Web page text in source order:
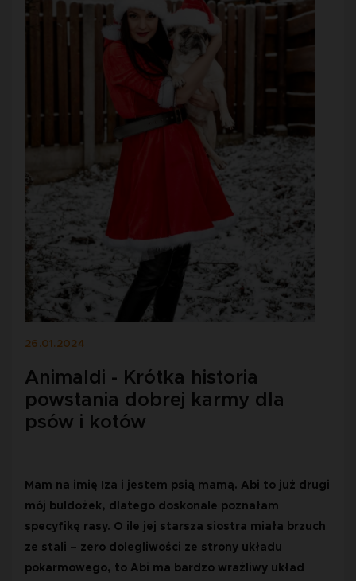
26.01.2024
Animaldi - Krótka historia
powstania dobrej karmy dla
psów i kotów
Mam na imię Iza i jestem psią mamą. Abi to już drugi
mój buldożek, dlatego doskonale poznałam
specyfikę rasy. O ile jej starsza siostra miała brzuch
ze stali – zero dolegliwości ze strony układu
pokarmowego, to Abi ma bardzo wrażliwy układ